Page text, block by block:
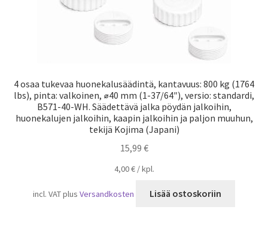
4 osaa tukevaa huonekalusäädintä, kantavuus: 800 kg (1764
lbs), pinta: valkoinen, ⌀40 mm (1-37/64″), versio: standardi,
B571-40-WH. Säädettävä jalka pöydän jalkoihin,
huonekalujen jalkoihin, kaapin jalkoihin ja paljon muuhun,
tekijä Kojima (Japani)
15,99 €
4,00€/kpl.
incl. VATplusVersandkosten Lisää ostoskoriin